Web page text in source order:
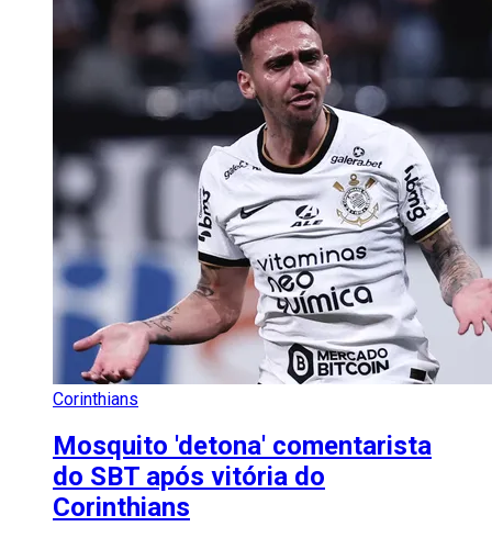
Corinthians
Mosquito 'detona' comentarista
do SBT após vitória do
Corinthians